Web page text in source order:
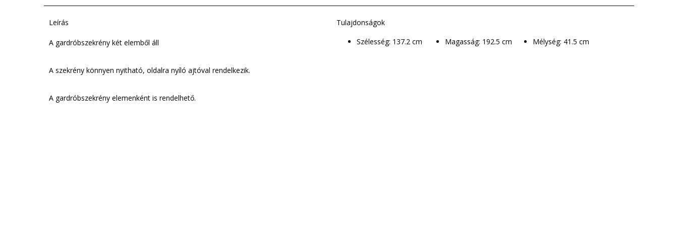
Leírás
A gardróbszekrény két elemből áll
A szekrény könnyen nyitható, oldalra nyíló ajtóval rendelkezik.
A gardróbszekrény elemenként is rendelhető.
Tulajdonságok
Szélesség: 137.2 cm
Magasság: 192.5 cm Mélység: 41.5 cm